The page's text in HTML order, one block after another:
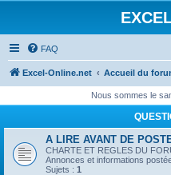
FAQ
Excel-Online.net Accueil du
Nous sommes le
A LIRE AVANT DE
CHARTE ET REGLES DU
Annonces et informations
Sujets : 1